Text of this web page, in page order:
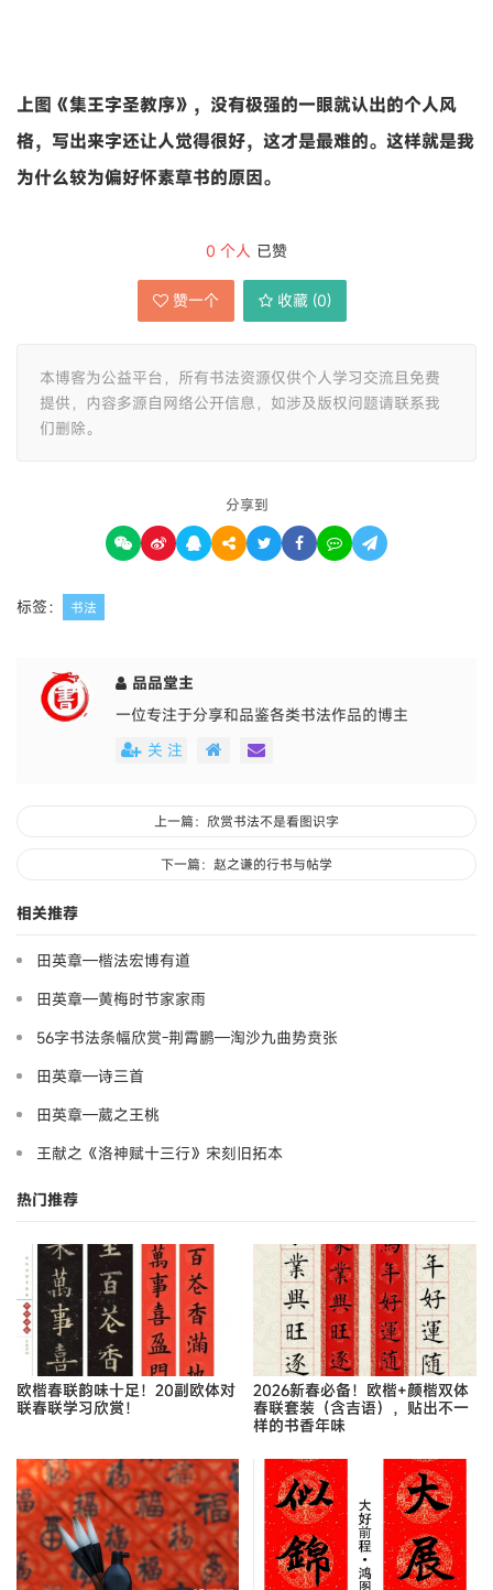
上图《集王字圣教序》，没有极强的一眼就认出的个人风
格，写出来字还让人觉得很好，这才是最难的。这样就是我
为什么较为偏好怀素草书的原因。
0 个人 已赞
赞一个 收藏 (0)
本博客为公益平台，所有书法资源仅供个人学习交流且免费
提供，内容多源自网络公开信息，如涉及版权问题请联系我
们删除。
分享到
标签： 书法
品品堂主
一位专注于分享和品鉴各类书法作品的博主
关 注
上一篇：欣赏书法不是看图识字
下一篇：赵之谦的行书与帖学
相关推荐
田英章—楷法宏博有道
田英章—黄梅时节家家雨
56字书法条幅欣赏-荆霄鹏—淘沙九曲势贲张
田英章—诗三首
田英章—葳之王桃
王献之《洛神赋十三行》宋刻旧拓本
热门推荐
欧楷春联韵味十足！20副欧体对
联春联学习欣赏！
2026新春必备！欧楷+颜楷双体
春联套装（含吉语），贴出不一
样的书香年味